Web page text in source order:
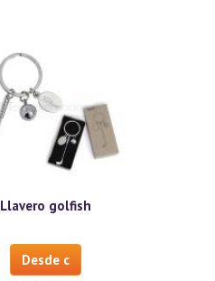
Llavero golfish
Desde c